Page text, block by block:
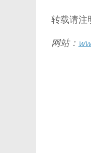
转载请注
网站：